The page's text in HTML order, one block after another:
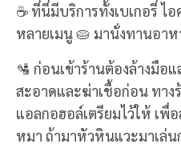
☕ ที่นี่มีบริการทั้งเบเกอรี่ ไ
หลายเมนู 🥧 มานั่งทานอา
🛂 ก่อนเข้าร้านต้องล้างมือ
สะอาดและฆ่าเชื้อก่อน ทาง
แอลกอฮอล์เตรียมไว้ให้ เพื่
หมา ถ้ามาหัวหินแวะมาเล่น